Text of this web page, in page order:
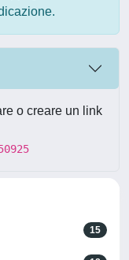
o creare un link
15